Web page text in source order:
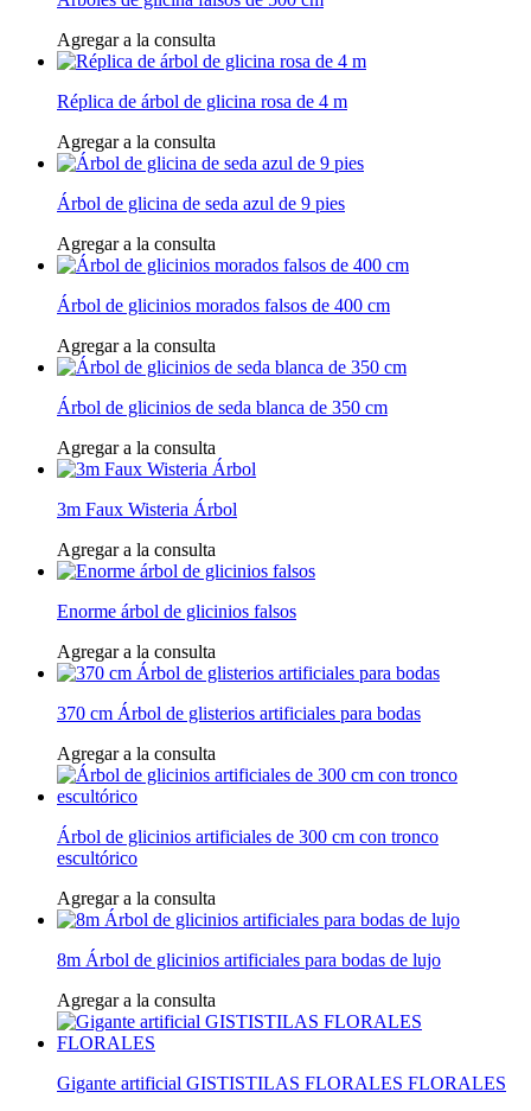
Agregar a la consulta
Réplica de árbol de glicina rosa de 4 m
Agregar a la consulta
Árbol de glicina de seda azul de 9 pies
Agregar a la consulta
Árbol de glicinios morados falsos de 400 cm
Agregar a la consulta
Árbol de glicinios de seda blanca de 350 cm
Agregar a la consulta
3m Faux Wisteria Árbol
Agregar a la consulta
Enorme árbol de glicinios falsos
Agregar a la consulta
370 cm Árbol de glisterios artificiales para bodas
Agregar a la consulta
Árbol de glicinios artificiales de 300 cm con tronco
escultórico
Agregar a la consulta
8m Árbol de glicinios artificiales para bodas de lujo
Agregar a la consulta
Gigante artificial GISTISTILAS FLORALES FLORALES